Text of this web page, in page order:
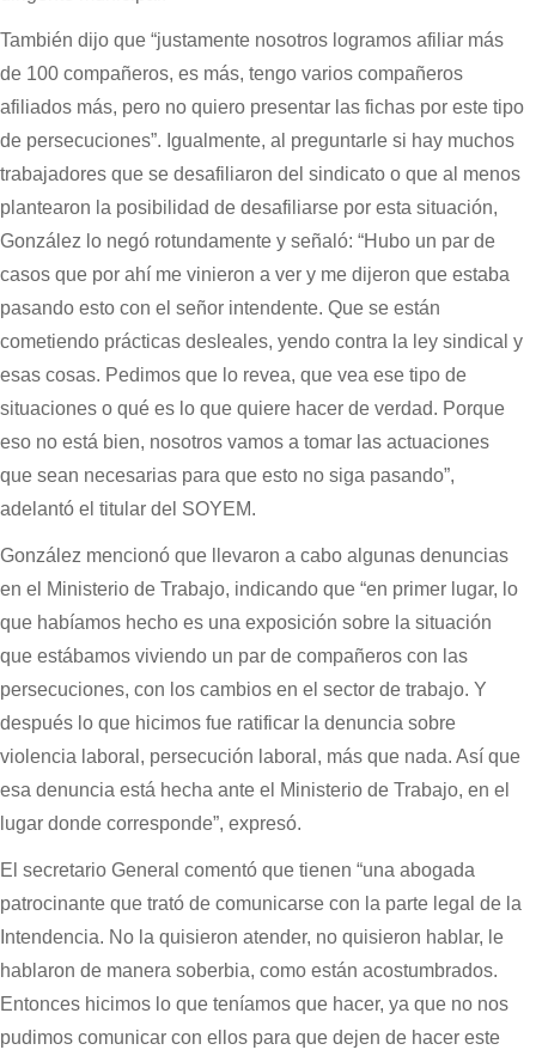
También dijo que “justamente nosotros logramos afiliar más
de 100 compañeros, es más, tengo varios compañeros
afiliados más, pero no quiero presentar las fichas por este tipo
de persecuciones”. Igualmente, al preguntarle si hay muchos
trabajadores que se desafiliaron del sindicato o que al menos
plantearon la posibilidad de desafiliarse por esta situación,
González lo negó rotundamente y señaló: “Hubo un par de
casos que por ahí me vinieron a ver y me dijeron que estaba
pasando esto con el señor intendente. Que se están
cometiendo prácticas desleales, yendo contra la ley sindical y
esas cosas. Pedimos que lo revea, que vea ese tipo de
situaciones o qué es lo que quiere hacer de verdad. Porque
eso no está bien, nosotros vamos a tomar las actuaciones
que sean necesarias para que esto no siga pasando”,
adelantó el titular del SOYEM.
González mencionó que llevaron a cabo algunas denuncias
en el Ministerio de Trabajo, indicando que “en primer lugar, lo
que habíamos hecho es una exposición sobre la situación
que estábamos viviendo un par de compañeros con las
persecuciones, con los cambios en el sector de trabajo. Y
después lo que hicimos fue ratificar la denuncia sobre
violencia laboral, persecución laboral, más que nada. Así que
esa denuncia está hecha ante el Ministerio de Trabajo, en el
lugar donde corresponde”, expresó.
El secretario General comentó que tienen “una abogada
patrocinante que trató de comunicarse con la parte legal de la
Intendencia. No la quisieron atender, no quisieron hablar, le
hablaron de manera soberbia, como están acostumbrados.
Entonces hicimos lo que teníamos que hacer, ya que no nos
pudimos comunicar con ellos para que dejen de hacer este